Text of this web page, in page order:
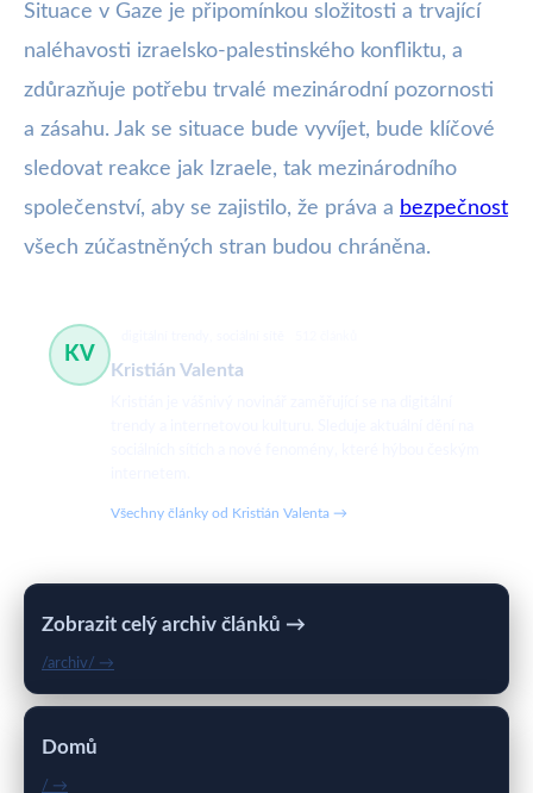
Situace v Gaze je připomínkou složitosti a trvající
naléhavosti izraelsko-palestinského konfliktu, a
zdůrazňuje potřebu trvalé mezinárodní pozornosti
a zásahu. Jak se situace bude vyvíjet, bude klíčové
sledovat reakce jak Izraele, tak mezinárodního
společenství, aby se zajistilo, že práva a bezpečnost
všech zúčastněných stran budou chráněna.
KV
Kristián Valenta
Všechny články od Kristián Valenta →
Zobrazit celý archiv článků →
/archiv/ →
Domů
/ →